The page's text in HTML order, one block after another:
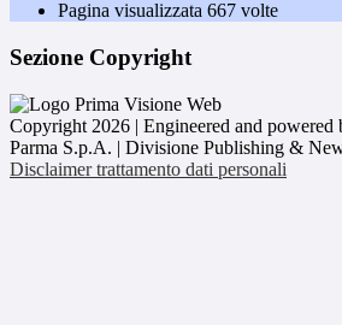
Pagina visualizzata 667 volte
Sezione Copyright
Copyright 2026 | Engineered and powered
Parma S.p.A. | Divisione Publishing &
Disclaimer trattamento dati personali